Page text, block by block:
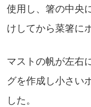
使用し、箸の中央
けしてから菜箸に
マストの帆が左右
グを作成し小さい
した。